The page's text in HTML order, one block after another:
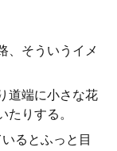
、そういうイメ
道端に小さな花
りする。
るとふっと目